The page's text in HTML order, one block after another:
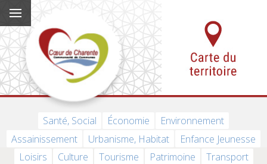
Santé, Social Économie
Environnement
Assainissement
Urbanisme, Habitat
Enfance Jeunesse
Loisirs
Culture Tourisme Patrimoine Transport